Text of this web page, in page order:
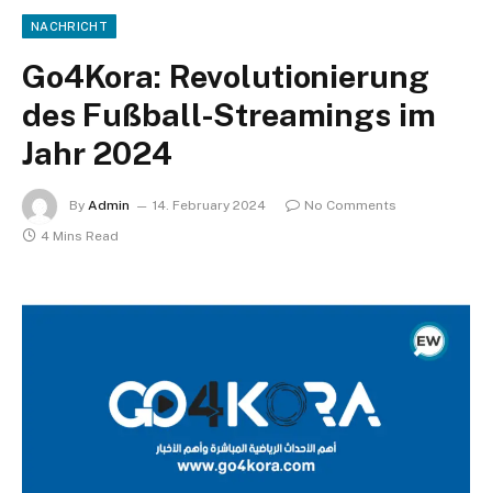
NACHRICHT
Go4Kora: Revolutionierung
des Fußball-Streamings im
Jahr 2024
By Admin 14. February 2024
No Comments
4 Mins Read